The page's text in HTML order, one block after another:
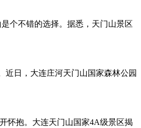
个不错的选择。据悉，天门山景区
日，大连庄河天门山国家森林公园
怀抱。大连天门山国家4A级景区揭